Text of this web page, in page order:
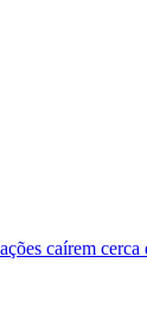
caírem